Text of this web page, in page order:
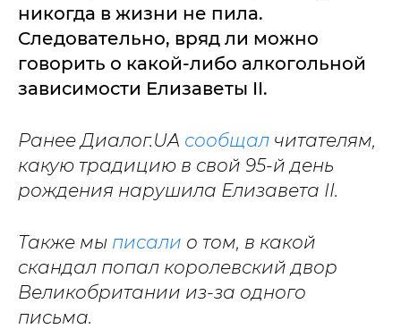
никогда в жизни не пила.
Следовательно, вряд ли можно
говорить о какой-либо алкогольной
зависимости Елизаветы II.
Ранее Диалог.UA сообщал читателям,
какую традицию в свой 95-й день
рождения нарушила Елизавета II.
Также мы писали о том, в какой
скандал попал королевский двор
Великобритании из-за одного
письма.